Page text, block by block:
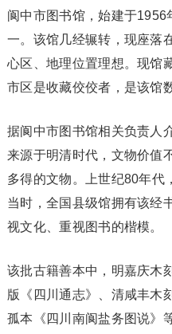
阆中市图书馆，始建于1956
一。该馆几经辗转，现座落
心区、地理位置理想。现馆
市区是收藏佼佼者，是该馆
据阆中市图书馆相关负责人
来源于明清时代，文物价值
多得的文物。上世纪80年代
当时，全国县级馆拥有该经
视文化、重视图书的楷模。
该批古籍善本中，明嘉庆木
版《四川通志》、清咸丰木
孤本《四川南阆盐务图说》